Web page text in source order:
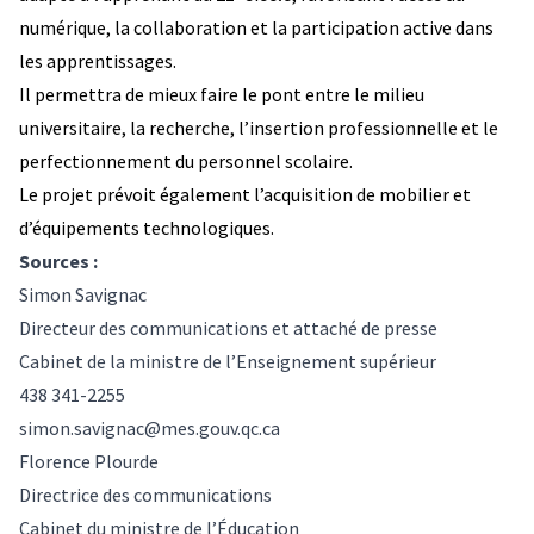
numérique, la collaboration et la participation active dans
les apprentissages.
Il permettra de mieux faire le pont entre le milieu
universitaire, la recherche, l’insertion professionnelle et le
perfectionnement du personnel scolaire.
Le projet prévoit également l’acquisition de mobilier et
d’équipements technologiques.
Sources :
Simon Savignac
Directeur des communications et attaché de presse
Cabinet de la ministre de l’Enseignement supérieur
438 341-2255
simon.savignac@mes.gouv.qc.ca
Florence Plourde
Directrice des communications
Cabinet du ministre de l’Éducation